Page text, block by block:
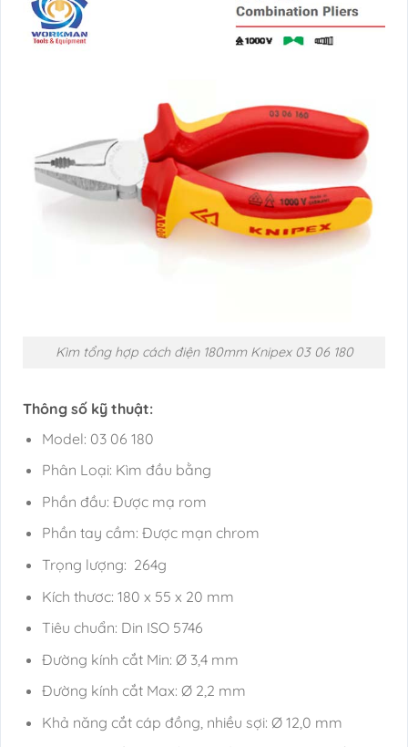
Kìm tổng hợp cách điện 180mm Knipex 03 06 180
Thông số kỹ thuật:
Model: 03 06 180
Phân Loại: Kìm đầu bằng
Phần đầu: Được mạ rom
Phần tay cầm: Được mạn chrom
Trọng lượng: 264g
Kích thươc: 180 x 55 x 20 mm
Tiêu chuẩn: Din ISO 5746
Đường kính cắt Min: Ø 3,4 mm
Đường kính cắt Max: Ø 2,2 mm
Khả năng cắt cáp đồng, nhiều sợi: Ø 12,0 mm